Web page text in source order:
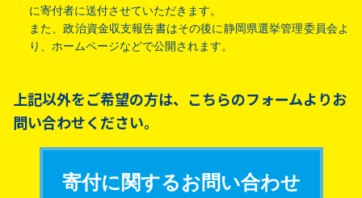
に寄付者に送付させていただきます。
また、政治資金収支報告書はその後に静岡県選挙管理委員会よ
り、ホームページなどで公開されます。
上記以外をご希望の方は、こちらのフォームよりお
問い合わせください。
寄付に関するお問い合わせ